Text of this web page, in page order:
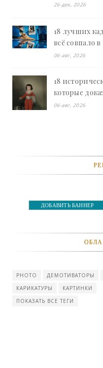
26-дек, 2026
18 лучших
всё совпало
«Смешное»
06-авг, 2026
18
которые
все времена -
06-авг, 2026
ДОБАВИТЬ БАННЕР
PHOTO ДЕМОТИВАТОРЫ
КАРИКАТУРЫ
КАРТИНКИ
ПОКАЗАТЬ ВСЕ ТЕГИ